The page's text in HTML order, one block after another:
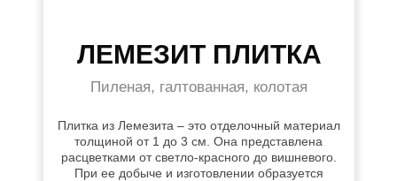
Пиленая, галтованная, колотая
Плитка из Лемезита – это отделочный материал
толщиной от 1 до 3 см. Она представлена
расцветками от светло-красного до вишневого.
При ее добыче и изготовлении образуется
ЛЕМЕЗИТ ПЛИТКА